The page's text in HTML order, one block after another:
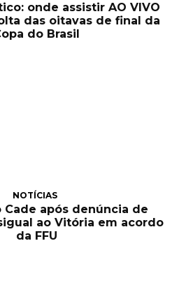
onde assistir AO VIVO
das oitavas de final da
do Brasil
NOTÍCIAS
Cade após denúncia de
ao Vitória em acordo
da FFU